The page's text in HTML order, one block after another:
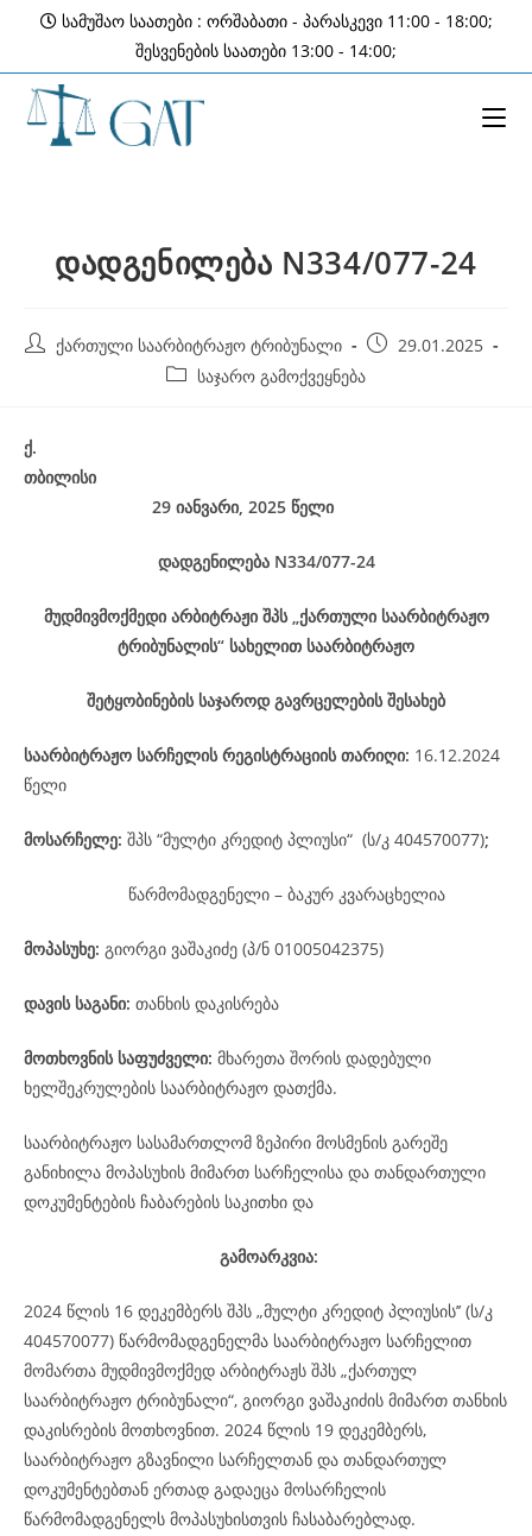
content
სამუშაო საათები : ორშაბათი - პარასკევი 11:00 - 18:00;
შესვენების საათები 13:00 - 14:00;
დადგენილება N334/077-24
Post ქართული საარბიტრაჟო ტრიბუნალი
Post 29.01.2025
Post საჯარო გამოქვეყნება
ქ.
თბილისი
29 იანვარი, 2025 წელი
დადგენილება N334/077-24
მუდმივმოქმედი არბიტრაჟი შპს „ქართული საარბიტრაჟო
ტრიბუნალის“ სახელით საარბიტრაჟო
შეტყობინების საჯაროდ გავრცელების შესახებ
საარბიტრაჟო სარჩელის რეგისტრაციის თარიღი: 16.12.2024
წელი
მოსარჩელე: შპს “მულტი კრედიტ პლიუსი“ (ს/კ 404570077);
წარმომადგენელი – ბაკურ კვარაცხელია
მოპასუხე: გიორგი ვაშაკიძე (პ/ნ 01005042375)
დავის საგანი: თანხის დაკისრება
მოთხოვნის საფუძველი: მხარეთა შორის დადებული
ხელშეკრულების საარბიტრაჟო დათქმა.
საარბიტრაჟო სასამართლომ ზეპირი მოსმენის გარეშე
განიხილა მოპასუხის მიმართ სარჩელისა და თანდართული
დოკუმენტების ჩაბარების საკითხი და
გამოარკვია:
2024 წლის 16 დეკემბერს შპს „მულტი კრედიტ პლიუსის’’ (ს/კ
404570077) წარმომადგენელმა საარბიტრაჟო სარჩელით
მომართა მუდმივმოქმედ არბიტრაჟს შპს „ქართულ
საარბიტრაჟო ტრიბუნალი“, გიორგი ვაშაკიძის მიმართ თანხის
დაკისრების მოთხოვნით. 2024 წლის 19 დეკემბერს,
საარბიტრაჟო გზავნილი სარჩელთან და თანდართულ
დოკუმენტებთან ერთად გადაეცა მოსარჩელის
წარმომადგენელს მოპასუხისთვის ჩასაბარებლად.